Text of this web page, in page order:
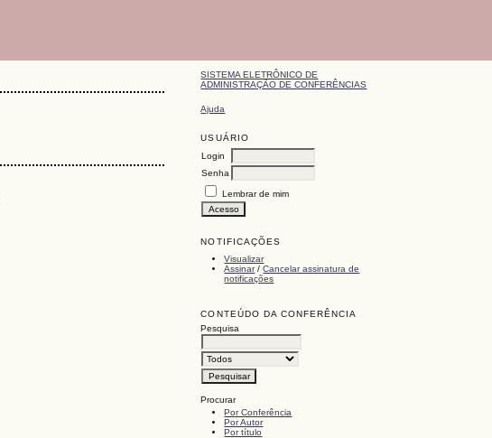
SISTEMA ELETRÔNICO DE
ADMINISTRAÇÃO DE CONFERÊNCIAS
Ajuda
USUÁRIO
Login
Senha
Lembrar de mim
NOTIFICAÇÕES
Visualizar
Assinar/Cancelar assinatura de
notificações
CONTEÚDO DA CONFERÊNCIA
Pesquisa
Procurar
Por Conferência
Por Autor
Por título